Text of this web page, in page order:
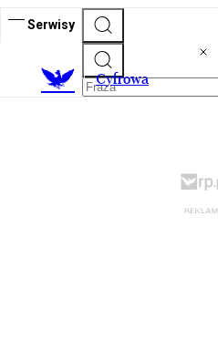
Serwisy
Cyfrowa